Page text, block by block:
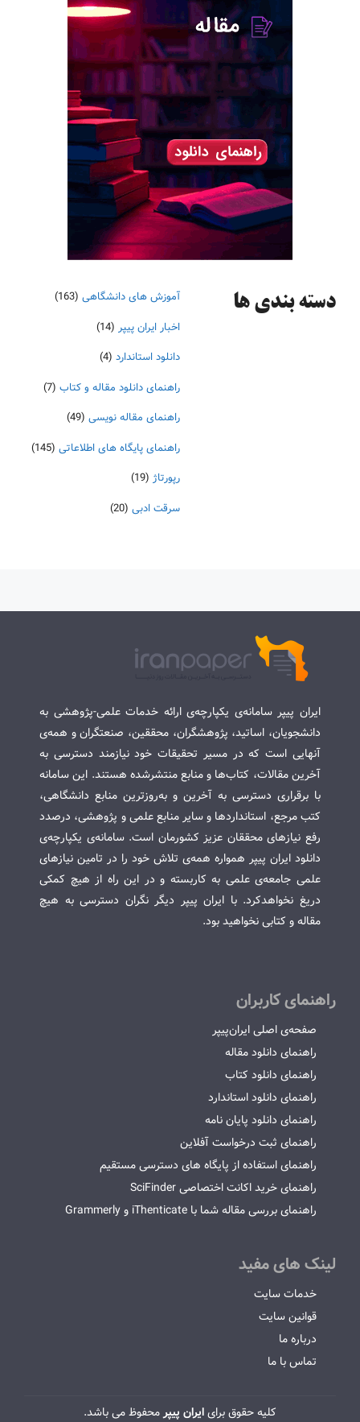
دسته‌ بندی ها آموزش های دانشگاهی (163)
اخبار ایران پیپر (14)
دانلود استاندارد (4)
راهنمای دانلود مقاله و کتاب (7)
راهنمای مقاله نویسی (49)
راهنمای پایگاه های اطلاعاتی (145)
رپورتاژ (19)
سرقت ادبی (20)
ایران پیپر سامانه‌ی یکپارچه‌ی ارائه خدمات علمی-پژوهشی به
دانشجویان، اساتید، پژوهشگران، محققین، صنعتگران و همه‌ی
آنهایی است که در مسیر تحقیقات خود نیازمند دسترسی به
آخرین مقالات، کتاب‌ها و منابع منتشرشده هستند. این سامانه
با برقراری دسترسی به آخرین و به‌روزترین منابع دانشگاهی،
کتب مرجع، استانداردها و سایر منابع علمی و پژوهشی، درصدد
رفع نیازهای محققان عزیز کشورمان است. سامانه‌ی یکپارچه‌ی
دانلود ایران پیپر همواره همه‌ی تلاش خود را در تامین نیازهای
علمی جامعه‌ی علمی به کاربسته و در این راه از هیچ کمکی
دریغ نخواهدکرد. با ایران پیپر دیگر نگران دسترسی به هیچ
مقاله و کتابی نخواهید بود.
راهنمای کاربران
صفحه‌ی اصلی ایران‌پیپر
راهنمای دانلود مقاله
راهنمای دانلود کتاب
راهنمای دانلود استاندارد
راهنمای دانلود پایان نامه
راهنمای ثبت درخواست آفلاین
راهنمای استفاده از پایگاه های دسترسی مستقیم
راهنمای خرید اکانت اختصاصی SciFinder
راهنمای بررسی مقاله شما با iThenticate و Grammerly
لینک های مفید
خدمات سایت
قوانین سایت
درباره ما
تماس با ما
کلیه حقوق برایایران پیپرمحفوظ می باشد.